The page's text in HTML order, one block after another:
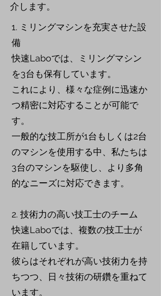
介します。
1. ミリングマシンを充実させた設
備
快速Laboでは、ミリングマシン
を3台も保有しています。
これにより、様々な症例に迅速か
つ精密に対応することが可能で
す。
一般的な技工所が1台もしくは2台
のマシンを使用する中、私たちは
3台のマシンを駆使し、より多角
的なニーズに対応できます。
2. 技術力の高い技工士のチーム
快速Laboでは、複数の技工士が
在籍しています。
彼らはそれぞれが高い技術力を持
ちつつ、日々技術の研鑽を重ねて
います。